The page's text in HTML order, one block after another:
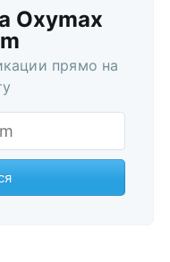
Oxymax
прямо на